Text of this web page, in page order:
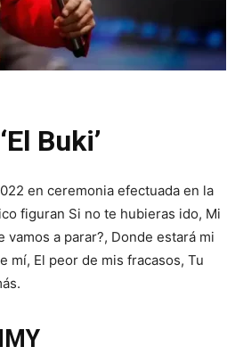
Buki’
en ceremonia efectuada en la
figuran Si no te hubieras ido, Mi
a parar?, Donde estará mi
mí, El peor de mis fracasos, Tu